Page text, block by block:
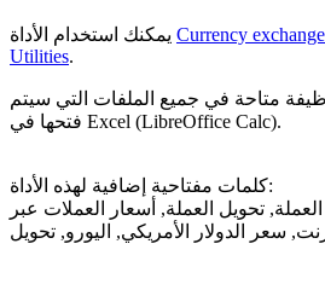
Currency
Utilities.
متاحة في جميع الملفات التي سيتم
فتحها في Excel (LibreOffice Calc).
كلمات مفتاحية إضافية لهذه الأداة:
تحويل العملة, أسعار العملات عبر
سعر الدولار الأمريكي, اليورو, تحويل